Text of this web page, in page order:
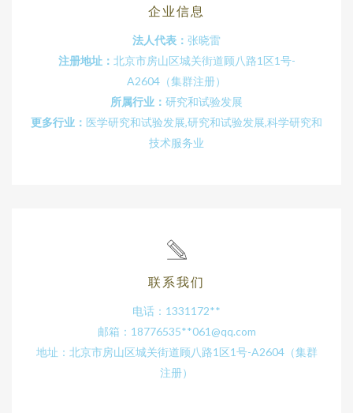
企业信息
法人代表： 张晓雷
注册地址： 北京市房山区城关街道顾八路1区1号-
A2604（集群注册）
所属行业： 研究和试验发展
更多行业： 医学研究和试验发展,研究和试验发展,科学研究和
技术服务业
联系我们
电话：1331172**
邮箱：18776535**061@qq.com
地址：北京市房山区城关街道顾八路1区1号-A2604（集群
注册）